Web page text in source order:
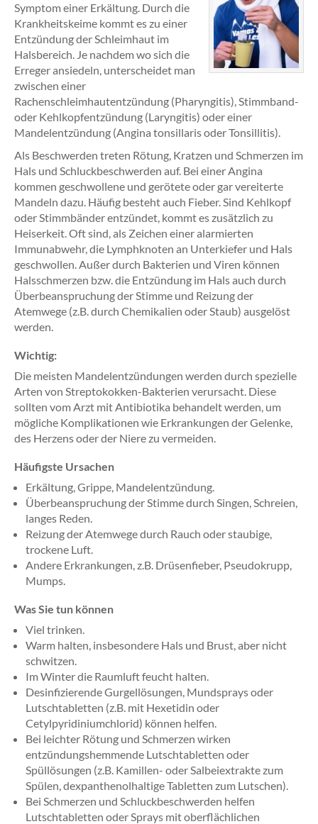
Symptom einer Erkältung. Durch die
Krankheitskeime kommt es zu einer
Entzündung der Schleimhaut im
Halsbereich. Je nachdem wo sich die
Erreger ansiedeln, unterscheidet man
zwischen einer
Rachenschleimhautentzündung (Pharyngitis), Stimmband-
oder Kehlkopfentzündung (Laryngitis) oder einer
Mandelentzündung (Angina tonsillaris oder Tonsillitis).
Als Beschwerden treten Rötung, Kratzen und Schmerzen im
Hals und Schluckbeschwerden auf. Bei einer Angina
kommen geschwollene und gerötete oder gar vereiterte
Mandeln dazu. Häufig besteht auch Fieber. Sind Kehlkopf
oder Stimmbänder entzündet, kommt es zusätzlich zu
Heiserkeit. Oft sind, als Zeichen einer alarmierten
Immunabwehr, die Lymphknoten an Unterkiefer und Hals
geschwollen. Außer durch Bakterien und Viren können
Halsschmerzen bzw. die Entzündung im Hals auch durch
Überbeanspruchung der Stimme und Reizung der
Atemwege (z.B. durch Chemikalien oder Staub) ausgelöst
werden.
Wichtig:
Die meisten Mandelentzündungen werden durch spezielle
Arten von Streptokokken-Bakterien verursacht. Diese
sollten vom Arzt mit Antibiotika behandelt werden, um
mögliche Komplikationen wie Erkrankungen der Gelenke,
des Herzens oder der Niere zu vermeiden.
Häufigste Ursachen
Erkältung, Grippe, Mandelentzündung.
Überbeanspruchung der Stimme durch Singen, Schreien,
langes Reden.
Reizung der Atemwege durch Rauch oder staubige,
trockene Luft.
Andere Erkrankungen, z.B. Drüsenfieber, Pseudokrupp,
Mumps.
Was Sie tun können
Viel trinken.
Warm halten, insbesondere Hals und Brust, aber nicht
schwitzen.
Im Winter die Raumluft feucht halten.
Desinfizierende Gurgellösungen, Mundsprays oder
Lutschtabletten (z.B. mit Hexetidin oder
Cetylpyridiniumchlorid) können helfen.
Bei leichter Rötung und Schmerzen wirken
entzündungshemmende Lutschtabletten oder
Spüllösungen (z.B. Kamillen- oder Salbeiextrakte zum
Spülen, dexpanthenolhaltige Tabletten zum Lutschen).
Bei Schmerzen und Schluckbeschwerden helfen
Lutschtabletten oder Sprays mit oberflächlichen